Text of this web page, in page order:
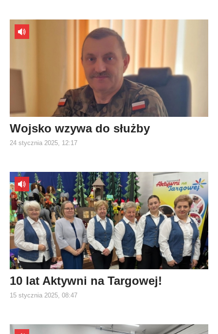
Wojsko wzywa do służby
24 stycznia 2025, 12:17
10 lat Aktywni na Targowej!
15 stycznia 2025, 08:47